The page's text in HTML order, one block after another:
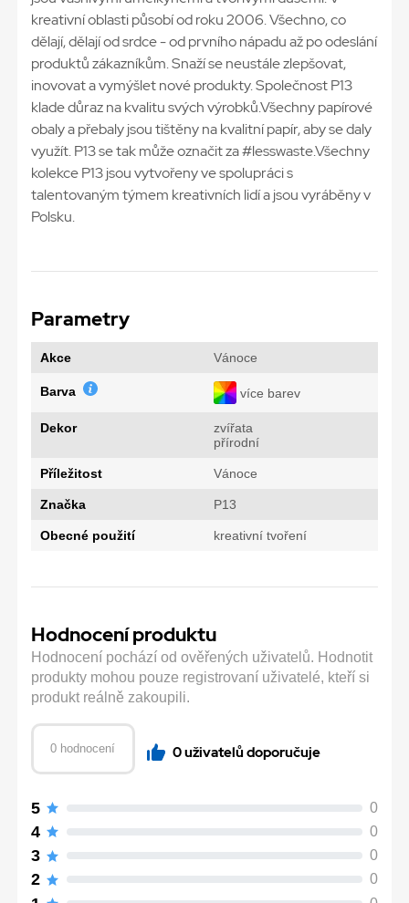
kreativní oblasti působí od roku 2006. Všechno, co
dělají, dělají od srdce - od prvního nápadu až po odeslání
produktů zákazníkům. Snaží se neustále zlepšovat,
inovovat a vymýšlet nové produkty. Společnost P13
klade důraz na kvalitu svých výrobků.Všechny papírové
obaly a přebaly jsou tištěny na kvalitní papír, aby se daly
využít. P13 se tak může označit za #lesswaste.Všechny
kolekce P13 jsou vytvořeny ve spolupráci s
talentovaným týmem kreativních lidí a jsou vyráběny v
Polsku.
Parametry
Akce Vánoce
Barva více barev
Dekor
zvířata
přírodní
Příležitost Vánoce
Značka P13
Obecné použití kreativní tvoření
Hodnocení produktu
Hodnocení pochází od ověřených uživatelů. Hodnotit
produkty mohou pouze registrovaní uživatelé, kteří si
produkt reálně zakoupili.
0 hodnocení 0 uživatelů doporučuje
5 0
4 0
3 0
2 0